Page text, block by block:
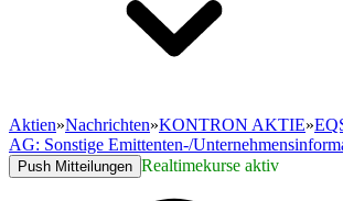
Aktien»Nachrichten»KONTRON AKTIE»
AG: Sonstige Emittenten-/
Push Mitteilungen Realtimekurse aktiv